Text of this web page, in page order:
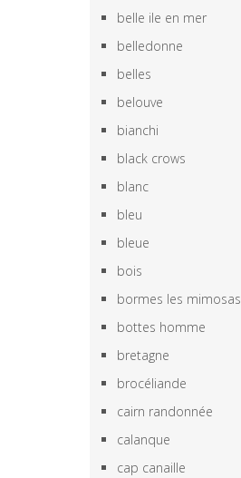
belle ile en mer
belledonne
belles
belouve
bianchi
black crows
blanc
bleu
bleue
bois
bormes les mimosas
bottes homme
bretagne
brocéliande
cairn randonnée
calanque
cap canaille